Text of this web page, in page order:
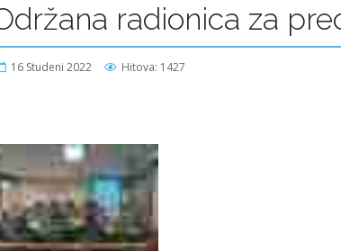
radionica za
16 Studeni 2022 Hitova: 1427